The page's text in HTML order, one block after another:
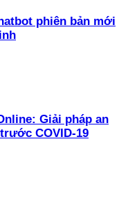
phiên bản mới
Giải pháp an
COVID-19